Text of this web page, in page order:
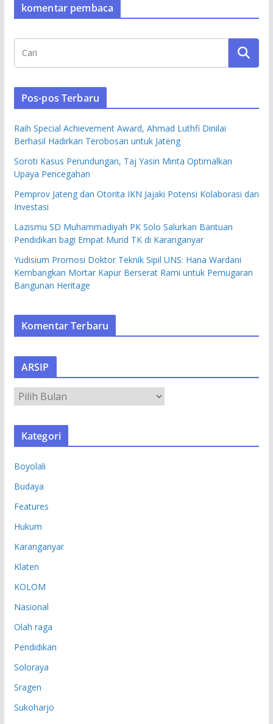
komentar pembaca
Pos-pos Terbaru
Raih Special Achievement Award, Ahmad Luthfi Dinilai
Berhasil Hadirkan Terobosan untuk Jateng
Soroti Kasus Perundungan, Taj Yasin Minta Optimalkan
Upaya Pencegahan
Pemprov Jateng dan Otorita IKN Jajaki Potensi Kolaborasi dan
Investasi
Lazismu SD Muhammadiyah PK Solo Salurkan Bantuan
Pendidikan bagi Empat Murid TK di Karanganyar
Yudisium Promosi Doktor Teknik Sipil UNS: Hana Wardani
Kembangkan Mortar Kapur Berserat Rami untuk Pemugaran
Bangunan Heritage
Komentar Terbaru
ARSIP
R
S
Kategori
Boyolali
Budaya
Features
Hukum
Karanganyar
Klaten
KOLOM
Nasional
Olah raga
Pendidikan
Soloraya
Sragen
Sukoharjo